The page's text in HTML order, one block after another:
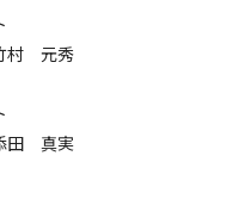
元秀
真実